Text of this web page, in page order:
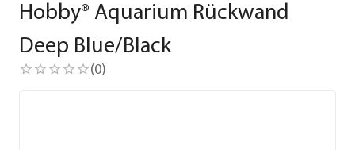
Hobby® Aquarium Rückwand
Deep Blue/Black
(0)